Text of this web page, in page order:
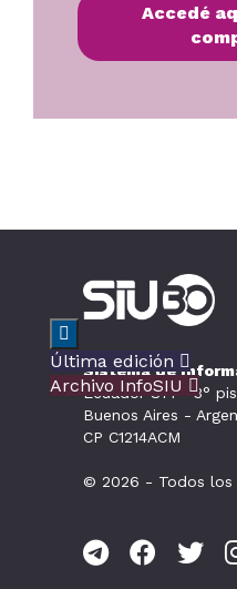
Accedé
Sistema de
Ecuador 871 - 3°
Buenos Aires -
CP C1214ACM
© 2026 - Todos los

Última edición 
Archivo InfoSIU 